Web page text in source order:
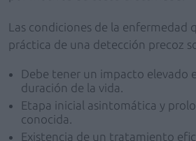
Las condiciones de la enfermedad
práctica de una detección precoz
Debe tener un impacto elevado
duración de la vida.
Etapa inicial asintomática y
conocida.
Existencia de un tratamiento